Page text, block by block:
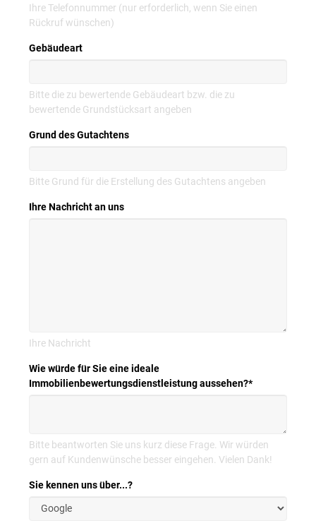
Ihre Telefonnummer (nur erforderlich, wenn Sie einen
Rückruf wünschen)
Gebäudeart
Bitte die zu bewertende Gebäudeart bzw. die zu
bewertende Grundstücksart angeben
Grund des Gutachtens
Bitte Grund für die Erstellung des Gutachtens angeben
Ihre Nachricht an uns
Ihre Nachricht
Wie würde für Sie eine ideale
Immobilienbewertungsdienstleistung aussehen?*
Bitte beantworten Sie uns kurz diese Frage. Wir würden
gern auf Kundenwünsche besser eingehen. Vielen Dank!
Sie kennen uns über...?